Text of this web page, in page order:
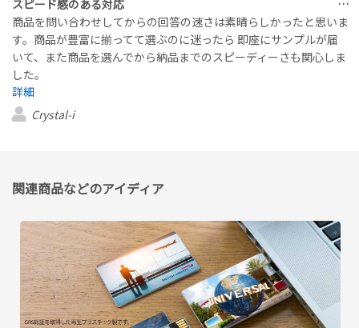
スピード感のある対応 商品を問い合わせしてからの回答の速さは素晴らしかったと思います
商品を問い合わせしてからの回答の速さは素晴らしかったと思いま
す。商品が豊富に揃ってて選ぶのに迷ったら 即座にサンプルが届
いて、また商品を選んでから納品までのスピーディーさも関心しま
した。
詳細
Crystal-i
関連商品などのアイディア